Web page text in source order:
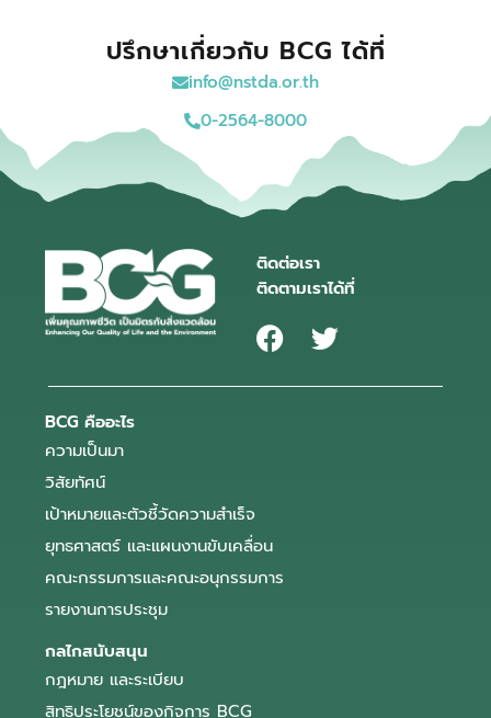
ปรึกษาเกี่ยวกับ BCG ได้ที่
info@nstda.or.th
0-2564-8000
ติดต่อเรา
ติดตามเราได้ที่
BCG คืออะไร
ความเป็นมา
วิสัยทัศน์
เป้าหมายและตัวชี้วัดความสำเร็จ
ยุทธศาสตร์ และแผนงานขับเคลื่อน
คณะกรรมการและคณะอนุกรรมการ
รายงานการประชุม
กลไกสนับสนุน
กฎหมาย และระเบียบ
สิทธิประโยชน์ของกิจการ BCG